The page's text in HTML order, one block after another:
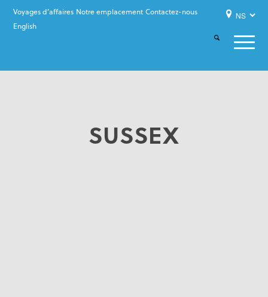
Voyages d’affaires Notre emplacement Contactez-nous
English
SUSSEX